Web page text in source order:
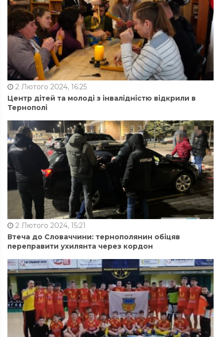
2 Лютого 2024, 16:25
Центр дітей та молоді з інвалідністю відкрили в
Тернополі
2 Лютого 2024, 15:21
Втеча до Словаччини: тернополянин обіцяв
переправити ухилянта через кордон